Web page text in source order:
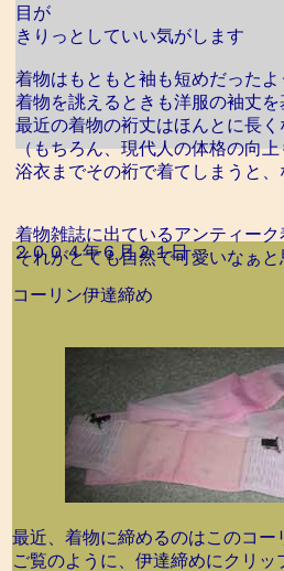
２００４年６月２１日
コーリン伊達締め
最近、着物に締めるのはこのコ
ご覧のように、伊達締めにクリ
目が
きりっとしていい気がします
着物はもともと袖も短めだった
着物を誂えるときも洋服の袖丈を
最近の着物の裄丈はほんとに長
（もちろん、現代人の体格の向
浴衣までその裄で着てしまうと
着物雑誌に出ているアンティー
それがとても自然で可愛いなぁと